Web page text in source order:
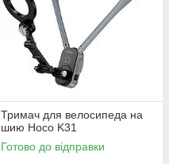
Тримач для велосипеда на
шию Hoco K31
Готово до відправки